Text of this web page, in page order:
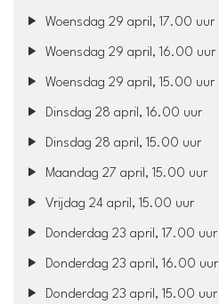
Woensdag 29 april, 17.00 uur
Woensdag 29 april, 16.00 uur
Woensdag 29 april, 15.00 uur
Dinsdag 28 april, 16.00 uur
Dinsdag 28 april, 15.00 uur
Maandag 27 april, 15.00 uur
Vrijdag 24 april, 15.00 uur
Donderdag 23 april, 17.00 uur
Donderdag 23 april, 16.00 uur
Donderdag 23 april, 15.00 uur